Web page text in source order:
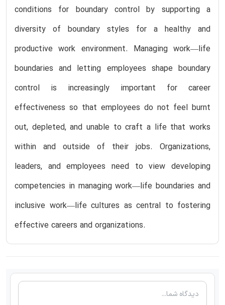
conditions for boundary control by supporting a
diversity of boundary styles for a healthy and
productive work environment. Managing work—life
boundaries and letting employees shape boundary
control is increasingly important for career
effectiveness so that employees do not feel burnt
out, depleted, and unable to craft a life that works
within and outside of their jobs. Organizations,
leaders, and employees need to view developing
competencies in managing work—life boundaries and
inclusive work—life cultures as central to fostering
effective careers and organizations.